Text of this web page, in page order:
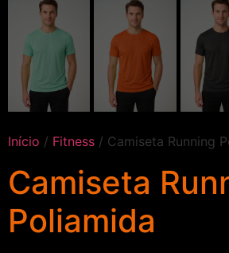
Início / Fitness / Camiseta Running
Camiseta
Poliamida